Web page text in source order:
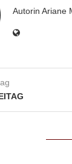
Autorin Ariane